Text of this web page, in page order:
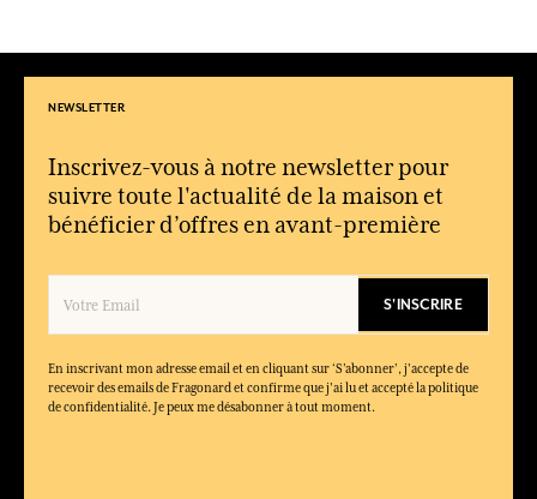
Le parfum est-il adapté à un usage quotidien ?
Oui, sa douceur et sa légèreté permettent de le porter facilement
Non, il reste discret et agréable, adapté aux plus jeunes.
Pourquoi choisir Eau des Fées comme premier parfum ?
Parce qu’il est doux, facile à porter et conçu pour une
NEWSLETTER
Inscrivez-vous à notre newsletter pour
suivre toute l'actualité de la maison et
bénéficier d’offres en avant-première
S'INSCRIRE
En inscrivant mon adresse email et en cliquant sur ‘S’abonner’, j'accepte de
recevoir des emails de Fragonard et confirme que j'ai lu et accepté la politique
de confidentialité. Je peux me désabonner à tout moment.